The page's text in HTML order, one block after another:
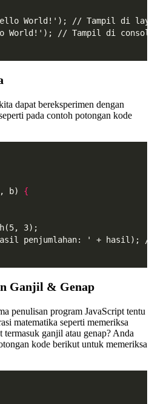
World!'); // Tampil di
World!'); // Tampil di
dapat bereksperimen dengan
pada contoh potongan kode
b)
{
3);
penjumlahan: ' + hasil);
Ganjil & Genap
penulisan program JavaScript tentu
matematika seperti memeriksa
termasuk ganjil atau genap? Anda
kode berikut untuk memeriksa